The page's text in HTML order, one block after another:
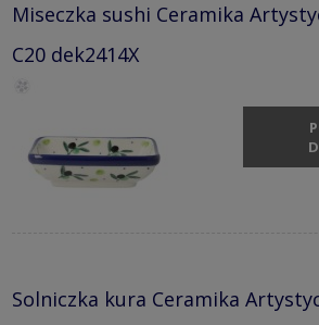
Miseczka sushi Ceramika
C20 dek2414X
Solniczka kura Ceramika